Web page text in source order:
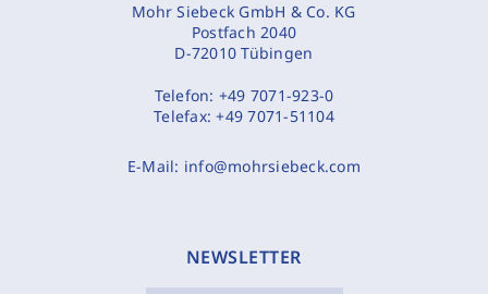
Mohr Siebeck GmbH & Co. KG
Postfach 2040
D-72010 Tübingen
Telefon: +49 7071-923-0
Telefax:+49 7071-51104
E-Mail: info@mohrsiebeck.com
NEWSLETTER